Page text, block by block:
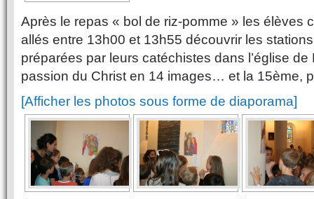
Après le repas « bol de riz-pomme » les élèves
allés entre 13h00 et 13h55 découvrir les
préparées par leurs catéchistes dans l’église de
passion du Christ en 14 images… et la 15ème,
[Afficher les photos sous forme de diaporama]